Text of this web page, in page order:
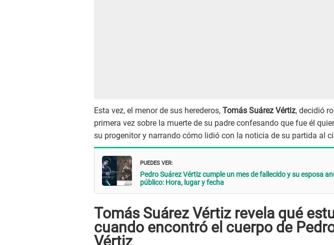
Esta vez, el menor de sus herederos, Tomás Suárez Vértiz, decidió
primera vez sobre la muerte de su padre confesando que fue él
su progenitor y narrando cómo lidió con la noticia de su partida al
PUEDES VER:
Pedro Suárez Vértiz cumple un mes de fallecido y su esposa
público: Hora, lugar y fecha
Tomás Suárez Vértiz revela qué
cuando encontró el cuerpo de
Vértiz